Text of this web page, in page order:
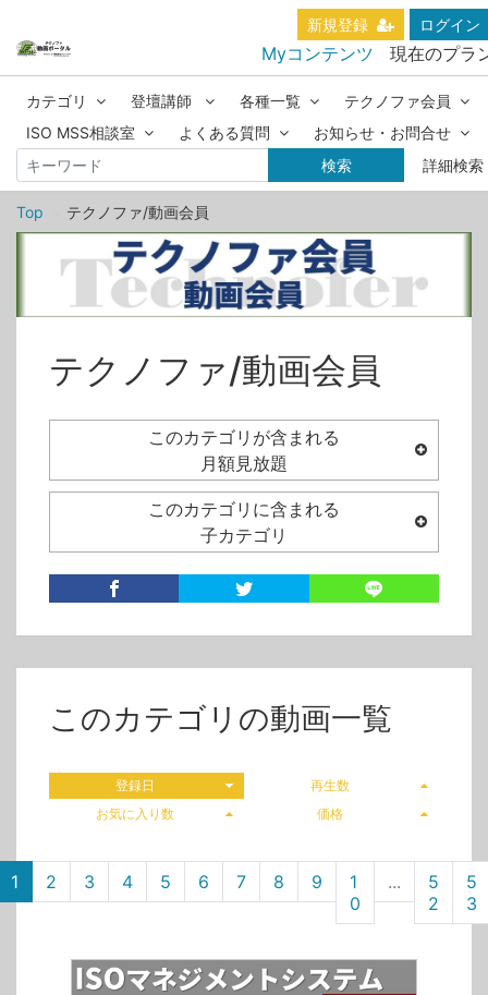
新規登録 ログイン
Myコンテンツ 現在のプラ
カテゴリ 登壇講師 各種一覧
テクノファ会員
ISO MSS相談室
よくある質問
お知らせ・お問合せ
検索
詳細検索
Top テクノファ/動画会員
テクノファ/動画会員
このカテゴリが含まれる
月額見放題
このカテゴリに含まれる
子カテゴリ
このカテゴリの動画一覧
登録日
再生数
お気に入り数
価格
1 2 3 4 5 6 7 8 9
1
0
...
5
2
5
3